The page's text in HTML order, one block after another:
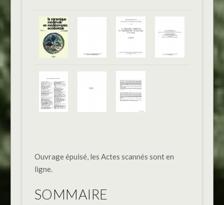
Ouvrage épuisé, les Actes scannés sont en
ligne.
SOMMAIRE